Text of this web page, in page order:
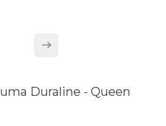
Duraline - Queen